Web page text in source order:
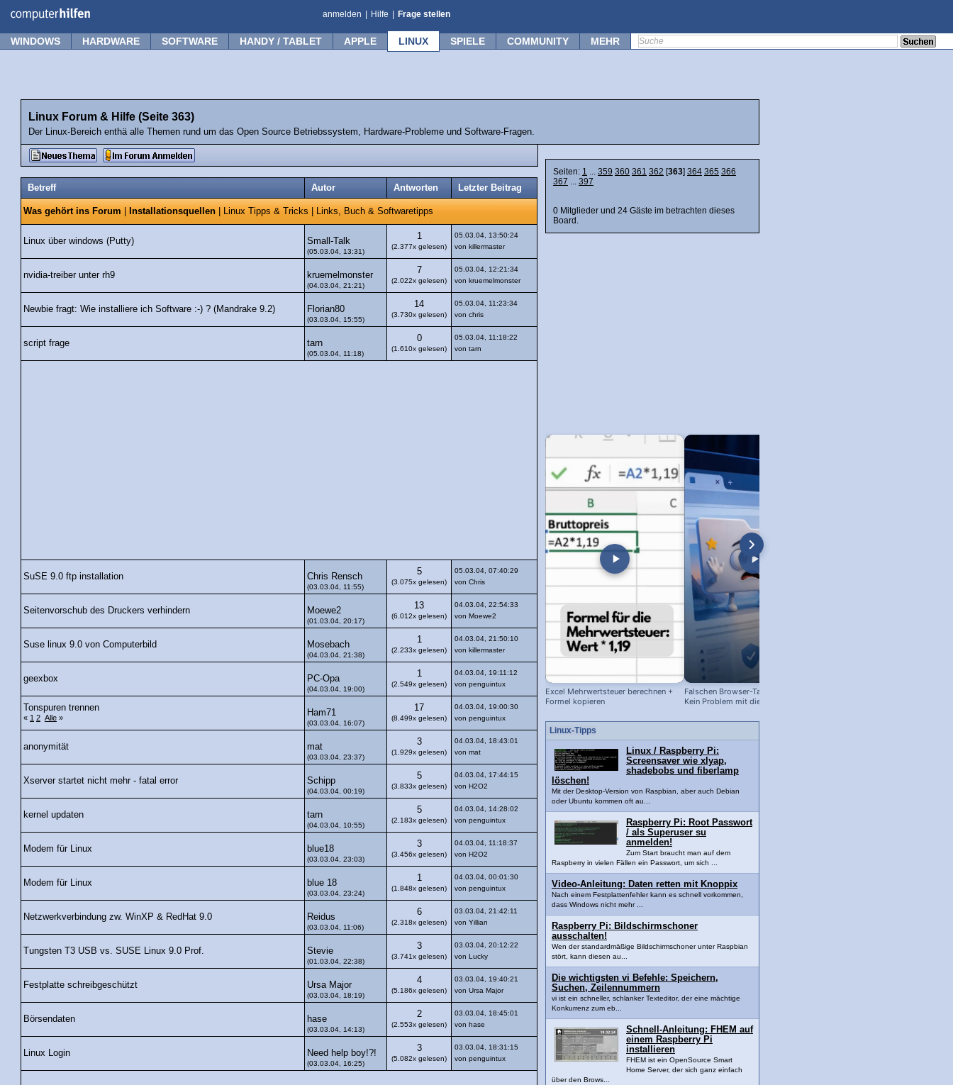
anmelden Hilfe Frage stellen
WINDOWS HARDWARE SOFTWARE HANDY / TABLET APPLE LINUX SPIELE COMMUNITY MEHR
Linux Forum & Hilfe (Seite 363)
Der Linux-Bereich enthä alle Themen rund um das Open Source Betriebssystem, Hardware-Probleme und Software-Fragen.
Betreff Autor Antworten Letzter Beitrag
Was gehört ins Forum Installationsquellen Linux Tipps & Tricks Links, Buch & Softwaretipps
Linux über windows (Putty) Small-Talk
(05.03.04, 13:31)
1
(2.377x gelesen)
05.03.04, 13:50:24
von killermaster
nvidia-treiber unter rh9 kruemelmonster
(04.03.04, 21:21)
7
(2.022x gelesen)
05.03.04, 12:21:34
von kruemelmonster
Newbie fragt: Wie installiere ich Software :-) ? (Mandrake 9.2) Florian80
(03.03.04, 15:55)
14
(3.730x gelesen)
05.03.04, 11:23:34
von chris
script frage tarn
(05.03.04, 11:18)
0
(1.610x gelesen)
05.03.04, 11:18:22
von tarn
SuSE 9.0 ftp installation Chris Rensch
(03.03.04, 11:55)
5
(3.075x gelesen)
05.03.04, 07:40:29
von Chris
Seitenvorschub des Druckers verhindern Moewe2
(01.03.04, 20:17)
13
(6.012x gelesen)
04.03.04, 22:54:33
von Moewe2
Suse linux 9.0 von Computerbild Mosebach
(04.03.04, 21:38)
1
(2.233x gelesen)
04.03.04, 21:50:10
von killermaster
geexbox PC-Opa
(04.03.04, 19:00)
1
(2.549x gelesen)
04.03.04, 19:11:12
von penguintux
Tonspuren trennen
« 1 2 Alle »
Ham71
(03.03.04, 16:07)
17
(8.499x gelesen)
04.03.04, 19:00:30
von penguintux
anonymität mat
(03.03.04, 23:37)
3
(1.929x gelesen)
04.03.04, 18:43:01
von mat
Xserver startet nicht mehr - fatal error Schipp
(04.03.04, 00:19)
5
(3.833x gelesen)
04.03.04, 17:44:15
von H2O2
kernel updaten tarn
(04.03.04, 10:55)
5
(2.183x gelesen)
04.03.04, 14:28:02
von penguintux
Modem für Linux blue18
(03.03.04, 23:03)
3
(3.456x gelesen)
04.03.04, 11:18:37
von H2O2
Modem für Linux blue 18
(03.03.04, 23:24)
1
(1.848x gelesen)
04.03.04, 00:01:30
von penguintux
Netzwerkverbindung zw. WinXP & RedHat 9.0 Reidus
(03.03.04, 11:06)
6
(2.318x gelesen)
03.03.04, 21:42:11
von Yillian
Tungsten T3 USB vs. SUSE Linux 9.0 Prof. Stevie
(01.03.04, 22:38)
3
(3.741x gelesen)
03.03.04, 20:12:22
von Lucky
Festplatte schreibgeschützt Ursa Major
(03.03.04, 18:19)
4
(5.186x gelesen)
03.03.04, 19:40:21
von Ursa Major
Börsendaten hase
(03.03.04, 14:13)
2
(2.553x gelesen)
03.03.04, 18:45:01
von hase
Linux Login Need help boy!?!
(03.03.04, 16:25)
3
(5.082x gelesen)
03.03.04, 18:31:15
von penguintux
Seiten: 1 ... 359 360 361 362 [363] 364 365 366
367 ... 397
0 Mitglieder und 24 Gäste im betrachten dieses
Board.
Excel Mehrwertsteuer berechnen +
Formel kopieren
Falschen Browser-Tab geschlossen?
Kein Problem mit diesem Shortcut!
Linux-Tipps
Linux / Raspberry Pi:
Screensaver wie xlyap,
shadebobs und fiberlamp
löschen!
Mit der Desktop-Version von Raspbian, aber auch Debian
oder Ubuntu kommen oft au...
Raspberry Pi: Root Passwort
/ als Superuser su
anmelden!
Zum Start braucht man auf dem
Raspberry in vielen Fällen ein Passwort, um sich ...
Video-Anleitung: Daten retten mit Knoppix
Nach einem Festplattenfehler kann es schnell vorkommen,
dass Windows nicht mehr ...
Raspberry Pi: Bildschirmschoner
ausschalten!
Wen der standardmäßige Bildschirmschoner unter Raspbian
stört, kann diesen au...
Die wichtigsten vi Befehle: Speichern,
Suchen, Zeilennummern
vi ist ein schneller, schlanker Texteditor, der eine mächtige
Konkurrenz zum eb...
Schnell-Anleitung: FHEM auf
einem Raspberry Pi
installieren
FHEM ist ein OpenSource Smart
Home Server, der sich ganz einfach
über den Brows...